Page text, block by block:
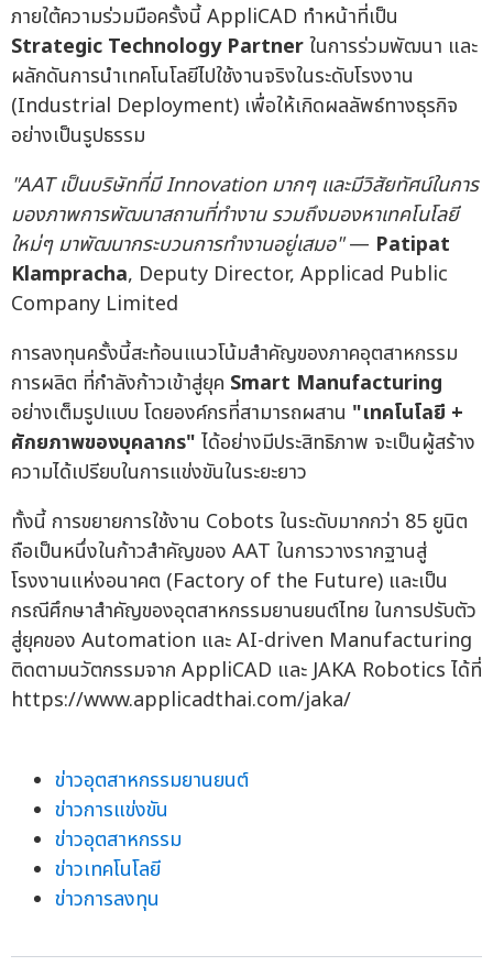
ภายใต้ความร่วมมือครั้งนี้ AppliCAD ทำหน้าที่เป็น
Strategic Technology Partnerในการร่วมพัฒนา และ
ผลักดันการนำเทคโนโลยีไปใช้งานจริงในระดับโรงงาน
(Industrial Deployment) เพื่อให้เกิดผลลัพธ์ทางธุรกิจ
อย่างเป็นรูปธรรม
"AATเป็นบริษัทที่มีInnovationมากๆ และมีวิสัยทัศน์ในการ
มองภาพการพัฒนาสถานที่ทำงาน รวมถึงมองหาเทคโนโลยี
ใหม่ๆ มาพัฒนากระบวนการทำงานอยู่เสมอ"— Patipat
Klampracha, Deputy Director, Applicad Public
Company Limited
การลงทุนครั้งนี้สะท้อนแนวโน้มสำคัญของภาคอุตสาหกรรม
การผลิต ที่กำลังก้าวเข้าสู่ยุค Smart Manufacturing
อย่างเต็มรูปแบบ โดยองค์กรที่สามารถผสาน "เทคโนโลยี +
ศักยภาพของบุคลากร" ได้อย่างมีประสิทธิภาพ จะเป็นผู้สร้าง
ความได้เปรียบในการแข่งขันในระยะยาว
ทั้งนี้ การขยายการใช้งาน Cobots ในระดับมากกว่า 85 ยูนิต
ถือเป็นหนึ่งในก้าวสำคัญของ AAT ในการวางรากฐานสู่
โรงงานแห่งอนาคต (Factory of the Future) และเป็น
กรณีศึกษาสำคัญของอุตสาหกรรมยานยนต์ไทย ในการปรับตัว
สู่ยุคของ Automation และ AI-driven Manufacturing
ติดตามนวัตกรรมจาก AppliCAD และ JAKA Robotics ได้ที่
https://www.applicadthai.com/jaka/
ข่าวอุตสาหกรรมยานยนต์
ข่าวการแข่งขัน
ข่าวอุตสาหกรรม
ข่าวเทคโนโลยี
ข่าวการลงทุน